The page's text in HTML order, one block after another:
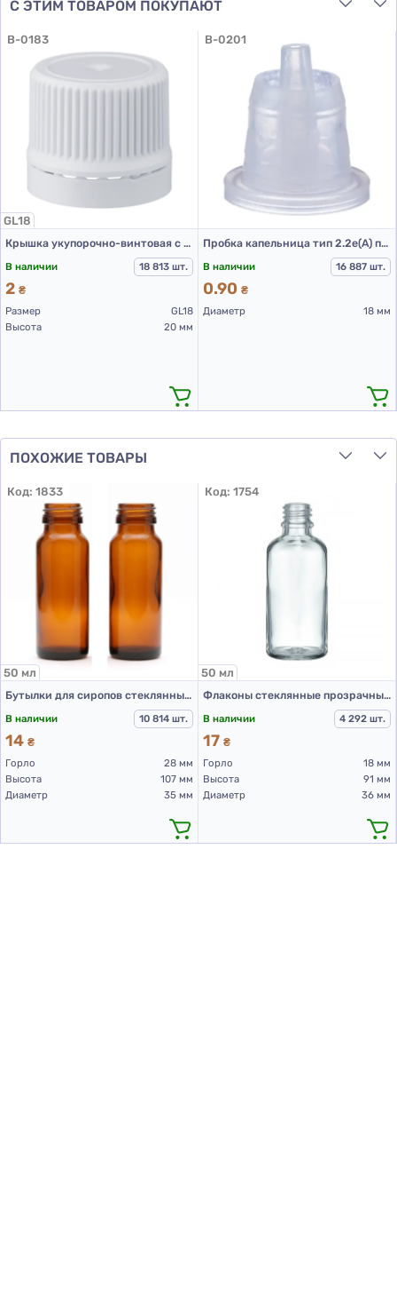
С ЭТИМ ТОВАРОМ ПОКУПАЮТ
B-0183
GL18
Крышка укупорочно-винтовая с контролем первого открытия тип 1.4к белая
В наличии
18 813 шт.
2 ₴
Размер
GL18
Высота
20 мм
B-0201
Пробка капельница тип 2.2е(А) прозрачная
В наличии
16 887 шт.
0.90 ₴
Диаметр
18 мм
ПОХОЖИЕ ТОВАРЫ
Код: 1833
50 мл
Бутылки для сиропов стеклянные коричневого цвета для Л-С 50 мл (стекольные флаконы 50 мл)
В наличии
10 814 шт.
14 ₴
Горло
28 мм
Высота
107 мм
Диаметр
35 мм
Код: 1754
50 мл
Флаконы стеклянные прозрачные с винтовой горловиной 50 мл, DIN 18, для Л-С (стеклянный флакон 50 мл)
В наличии
4 292 шт.
17 ₴
Горло
18 мм
Высота
91 мм
Диаметр
36 мм